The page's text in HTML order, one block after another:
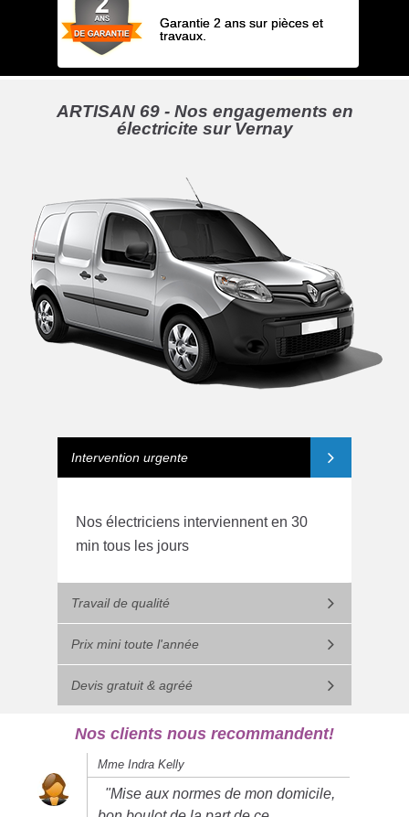
Garantie 2 ans sur pièces et
travaux.
ARTISAN 69 - Nos engagements en
électricite sur Vernay
Intervention urgente
Nos électriciens interviennent en 30
min tous les jours
Travail de qualité
Prix mini toute l'année
Devis gratuit & agréé
Nos clients nous recommandent!
Mme Indra Kelly
"Mise aux normes de mon domicile,